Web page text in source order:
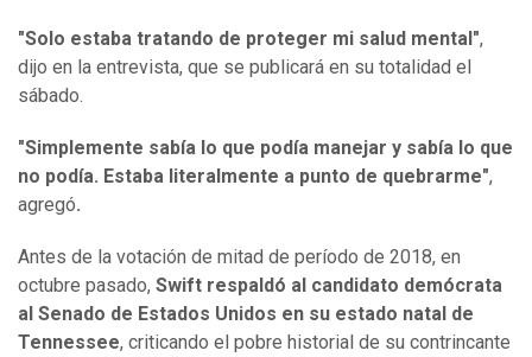
"Solo estaba tratando de proteger mi salud mental",
dijo en la entrevista, que se publicará en su totalidad el
sábado.
"Simplemente sabía lo que podía manejar y sabía lo que
no podía. Estaba literalmente a punto de quebrarme",
agregó.
Antes de la votación de mitad de período de 2018, en
octubre pasado, Swift respaldó al candidato demócrata
al Senado de Estados Unidos en su estado natal de
Tennessee, criticando el pobre historial de su contrincante